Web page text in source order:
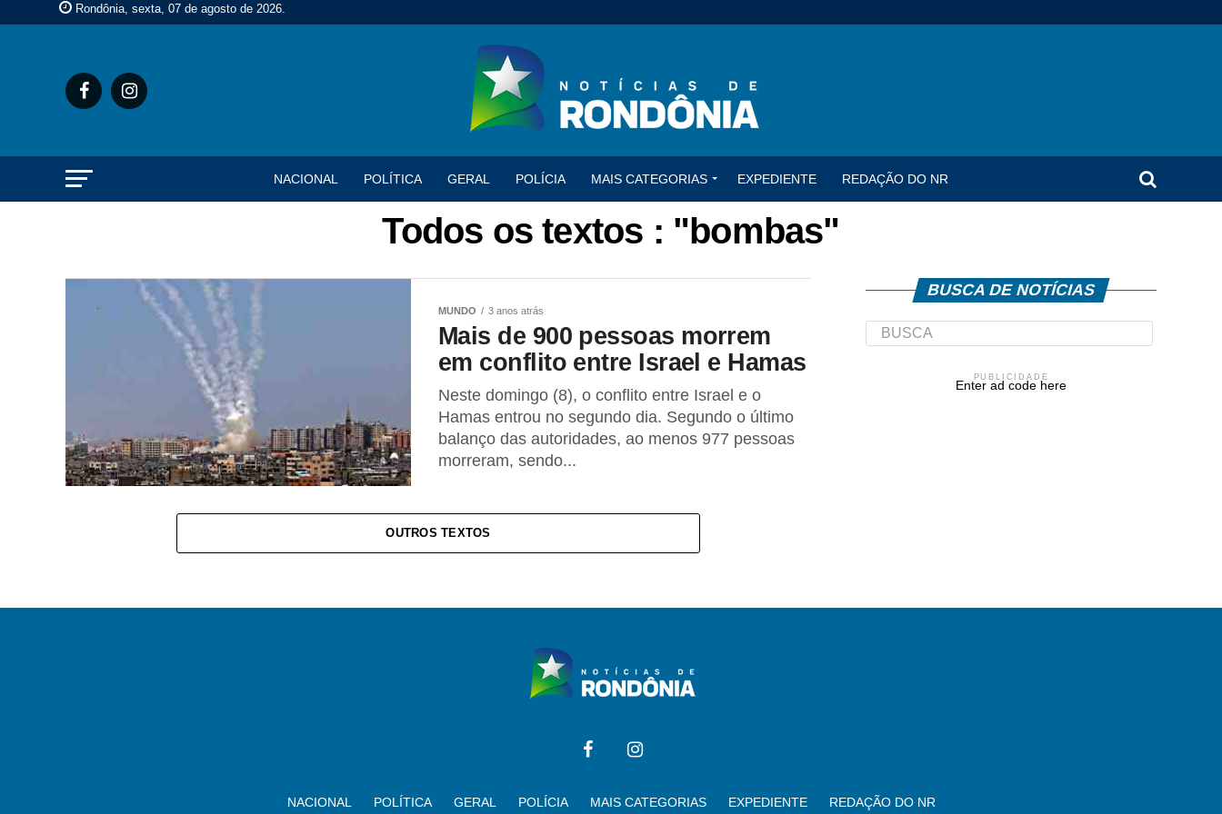
Rondônia, sexta, 07 de agosto de 2026.
NACIONAL POLÍTICA GERAL POLÍCIA MAIS CATEGORIAS EXPEDIENTE REDAÇÃO DO NR
Todos os textos : "bombas"
MUNDO 3 anos atrás
Mais de 900 pessoas morrem
em conflito entre Israel e Hamas
Neste domingo (8), o conflito entre Israel e o
Hamas entrou no segundo dia. Segundo o último
balanço das autoridades, ao menos 977 pessoas
morreram, sendo...
OUTROS TEXTOS
BUSCA DE NOTÍCIAS
PUBLICIDADE
Enter ad code here
NACIONAL POLÍTICA GERAL POLÍCIA MAIS CATEGORIAS EXPEDIENTE REDAÇÃO DO NR